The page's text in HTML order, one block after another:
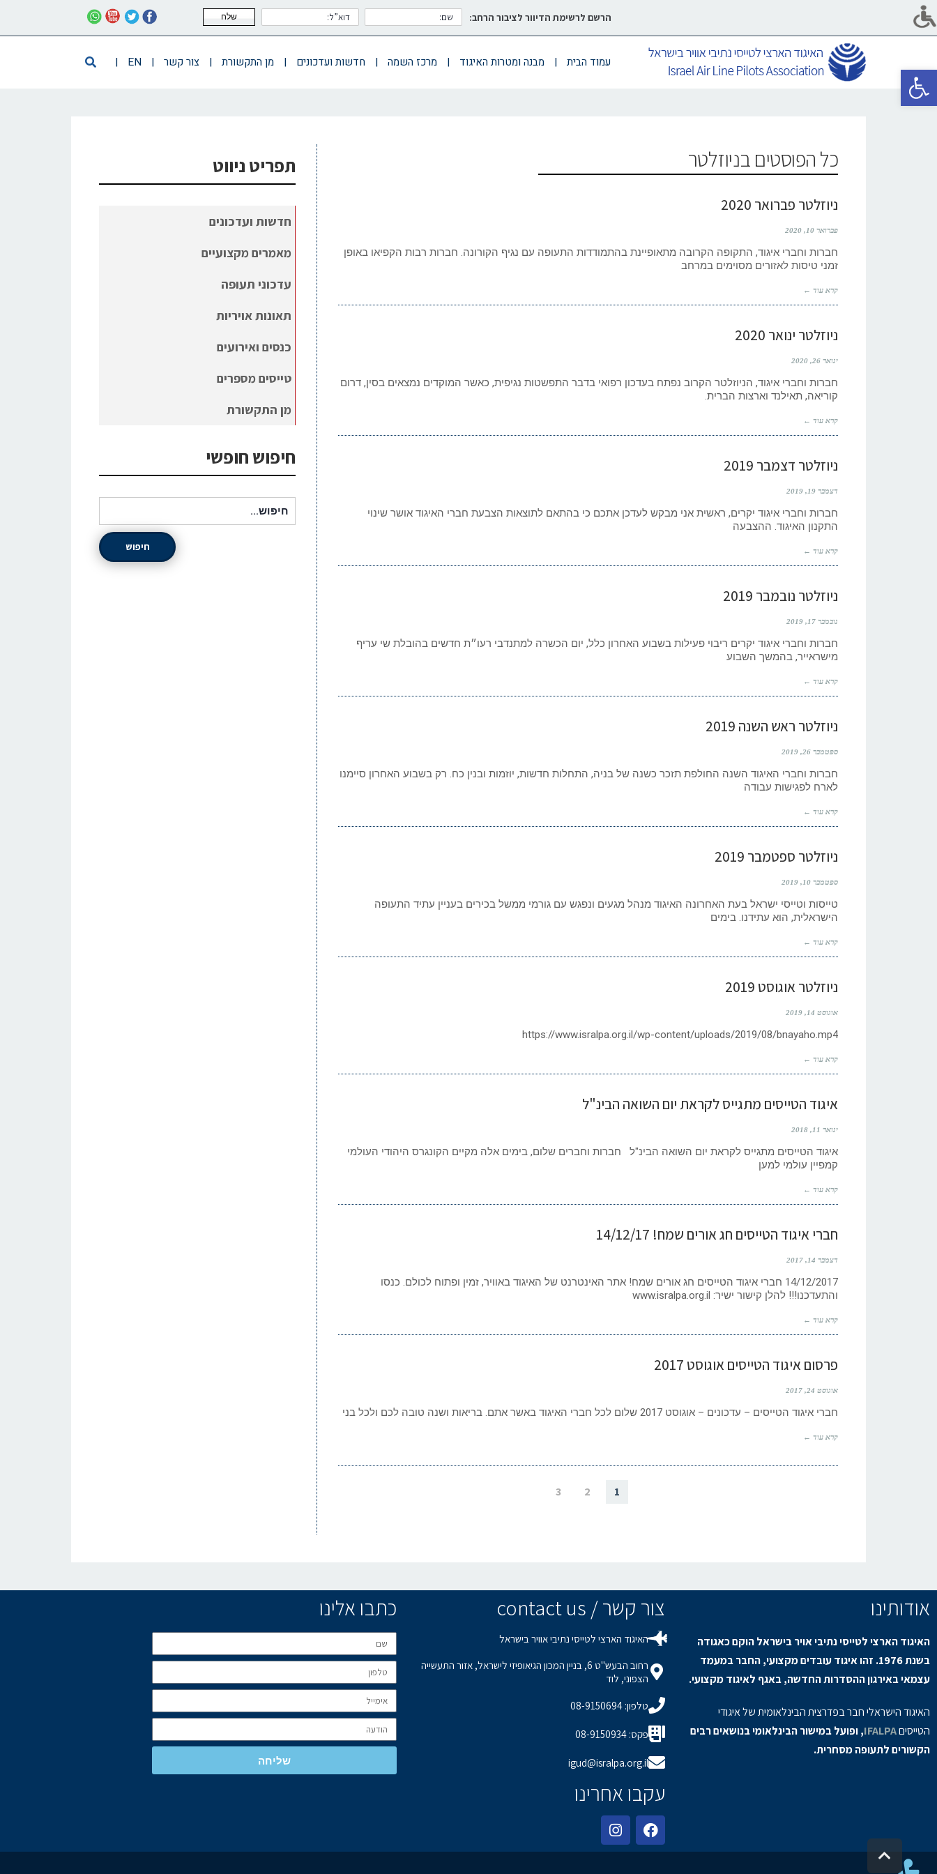
פתח סרגל נגישות
הרשם לרשימת הדיוור לציבור הרחב: שלח
עמוד הבית | מבנה ומטרות האיגוד | מרכז השמה | חדשות ועדכונים | מן התקשורת | צור קשר |
EN
|
כל הפוסטים בניוזלטר
ניוזלטר פברואר 2020
פברואר 10, 2020
חברות וחברי איגוד, התקופה הקרובה מתאופיינת בהתמודדות התעופה עם נגיף הקורונה. חברות רבות הקפיאו באופן
זמני טיסות לאזורים מסוימים במרחב
קרא עוד ←
ניוזלטר ינואר 2020
ינואר 26, 2020
חברות וחברי איגוד, הניוזלטר הקרוב נפתח בעדכון רפואי בדבר התפשטות נגיפית, כאשר המוקדים נמצאים בסין, דרום
קוריאה, תאילנד וארצות הברית.
קרא עוד ←
ניוזלטר דצמבר 2019
דצמבר 19, 2019
חברות וחברי איגוד יקרים, ראשית אני מבקש לעדכן אתכם כי בהתאם לתוצאות הצבעת חברי האיגוד אושר שינוי
התקנון האיגוד. ההצבעה
קרא עוד ←
ניוזלטר נובמבר 2019
נובמבר 17, 2019
חברות וחברי איגוד יקרים ריבוי פעילות בשבוע האחרון כלל, יום הכשרה למתנדבי רעו״ת חדשים בהובלת שי עריף
מישראייר, בהמשך השבוע
קרא עוד ←
ניוזלטר ראש השנה 2019
ספטמבר 26, 2019
חברות וחברי האיגוד השנה החולפת תזכר כשנה של בניה, התחלות חדשות, יוזמות ובנין כח. רק בשבוע האחרון סיימנו
לארח לפגישות עבודה
קרא עוד ←
ניוזלטר ספטמבר 2019
ספטמבר 10, 2019
טייסות וטייסי ישראל בעת האחרונה האיגוד מנהל מגעים ונפגש עם גורמי ממשל בכירים בעניין עתיד התעופה
הישראלית, הוא עתידנו. בימים
קרא עוד ←
ניוזלטר אוגוסט 2019
אוגוסט 14, 2019
https://www.isralpa.org.il/wp-content/uploads/2019/08/bnayaho.mp4
קרא עוד ←
איגוד הטייסים מתגייס לקראת יום השואה הבינ"ל
ינואר 11, 2018
איגוד הטייסים מתגייס לקראת יום השואה הבינ"ל חברות וחברים שלום, בימים אלה מקיים הקונגרס היהודי העולמי
קמפיין עולמי למען
קרא עוד ←
חברי איגוד הטייסים חג אורים שמח! 14/12/17
דצמבר 14, 2017
14/12/2017 חברי איגוד הטייסים חג אורים שמח! אתר האינטרנט של האיגוד באוויר, זמין ופתוח לכולם. כנסו
והתעדכנו!!! להלן קישור ישיר: www.isralpa.org.il
קרא עוד ←
פרסום איגוד הטייסים אוגוסט 2017
אוגוסט 24, 2017
חברי איגוד הטייסים – עדכונים – אוגוסט 2017 שלום לכל חברי האיגוד באשר אתם. בריאות ושנה טובה לכם ולכל בני
קרא עוד ←
1
2
3
תפריט ניווט
חדשות ועדכונים
מאמרים מקצועיים
עדכוני תעופה
תאונות אויריות
כנסים ואירועים
טייסים מספרים
מן התקשורת
חיפוש חופשי
חיפוש
אודותינו
האיגוד הארצי לטייסי נתיבי אויר בישראל הוקם כאגודה
בשנת 1976. זהו איגוד עובדים מקצועי, החבר במעמד
עצמאי באירגון ההסדרות החדשה, באגף לאיגוד מקצועי.
האיגוד הישראלי חבר בפדרצית הבינלאומית של איגודי
הטייסיםIFALPA, ופועל במישור הבינלאומי בנושאים רבים
הקשורים לתעופה מסחרית.
צור קשר / contact us
האיגוד הארצי לטייסי נתיבי אוויר בישראל
רחוב הבעש"ט 6, בניין המכון הגיאופיזי לישראל, אזור התעשייה
הצפוני, לוד
טלפון: 08-9150694
פקס: 08-9150934
igud@isralpa.org.il
עקבו אחרינו
כתבו אלינו
שליחה
גלילה לראש העמוד